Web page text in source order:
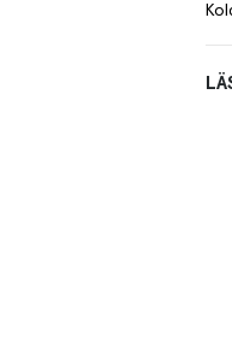
som anis och fänkål.